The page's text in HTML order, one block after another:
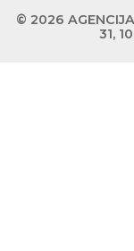
© 2026 AGENCIJA
31,